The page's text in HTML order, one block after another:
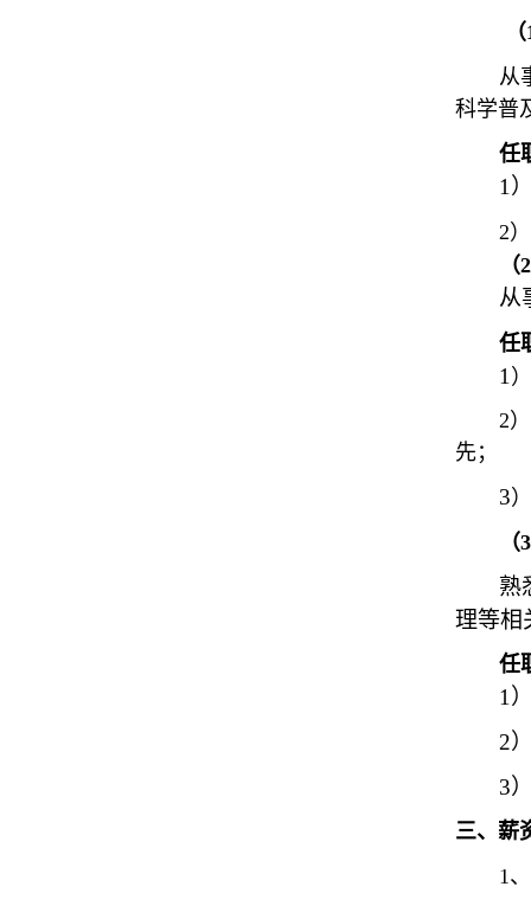
（
从
科学普
任
1
2）
（2
从
任
1
2
先；
3
（3
熟
理等相
任
1
2
3
三、薪
1、